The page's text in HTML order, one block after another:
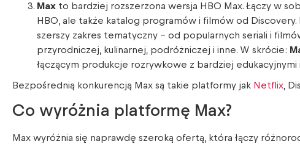
Max to bardziej rozszerzona wersja HBO Max. Łączy w
HBO, ale także katalog programów i filmów od
szerszy zakres tematyczny – od popularnych seriali i
przyrodniczej, kulinarnej, podróżniczej i inne. W skrócie:
łączącym produkcje rozrywkowe z bardziej edukacyjnymi
Bezpośrednią konkurencją Max są takie platformy jak Netflix ,
Co wyróżnia platformę Max?
Max wyróżnia się naprawdę szeroką ofertą, która łączy